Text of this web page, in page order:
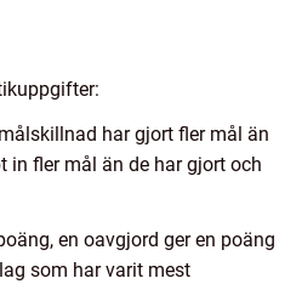
har gjort fler mål än
in fler mål än de har gjort och
en oavgjord ger en poäng
som har varit mest